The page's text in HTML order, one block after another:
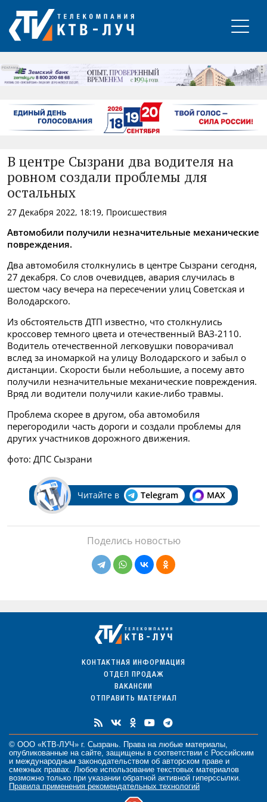
РЕКЛАМА
В центре Сызрани два водителя на
ровном создали проблемы для
остальных
27 Декабря 2022, 18:19, Происшествия
Автомобили получили незначительные механические
повреждения.
Два автомобиля столкнулись в центре Сызрани сегодня,
27 декабря. Со слов очевидцев, авария случилась в
шестом часу вечера на пересечении улиц Советская и
Володарского.
Из обстоятельств ДТП известно, что столкнулись
кроссовер темного цвета и отечественный ВАЗ-2110.
Водитель отечественной легковушки поворачивал
вслед за иномаркой на улицу Володарского и забыл о
дистанции. Скорости были небольшие, а посему авто
получили незначительные механические повреждения.
Вряд ли водители получили какие-либо травмы.
Проблема скорее в другом, оба автомобиля
перегородили часть дороги и создали проблемы для
других участников дорожного движения.
фото: ДПС Сызрани
Читайте в Telegram MAX
Поделись новостью
КОНТАКТНАЯ ИНФОРМАЦИЯ
ОТДЕЛ ПРОДАЖ
ВАКАНСИИ
ОТПРАВИТЬ МАТЕРИАЛ
© ООО «КТВ-ЛУЧ» г. Сызрань. Права на любые материалы
опубликованные на сайте, защищены в соответствии с Российским
и международным законодательством об авторском праве и
смежных правах. Любое использование текстовых материалов
возможно только при указании обратной активной гиперссылки.
Правила применения рекомендательных технологий